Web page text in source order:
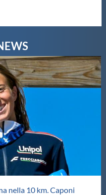
nella 10 km. Caponi